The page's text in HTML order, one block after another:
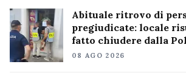
Abituale ritrovo di
pregiudicate: locale
fatto chiudere dalla
08 AGO 2026